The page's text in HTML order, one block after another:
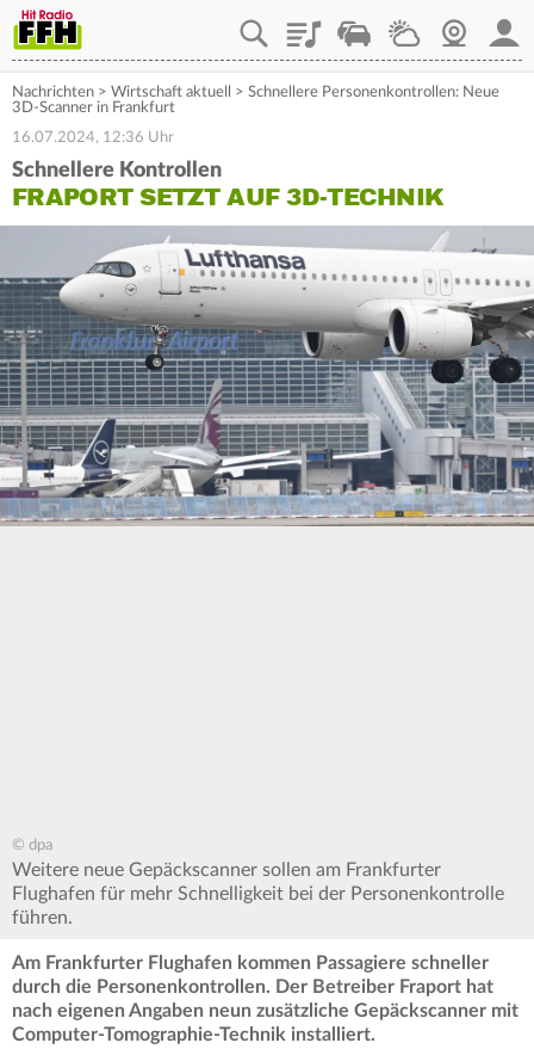
PlaylistStaupilotWetterWebcam
Nachrichten > Wirtschaft aktuell > Schnellere Personenkontrollen: Neue
3D-Scanner in Frankfurt
16.07.2024, 12:36 Uhr
Schnellere Kontrollen
FRAPORT SETZT AUF 3D-TECHNIK
© dpa
Weitere neue Gepäckscanner sollen am Frankfurter
Flughafen für mehr Schnelligkeit bei der Personenkontrolle
führen.
Am Frankfurter Flughafen kommen Passagiere schneller
durch die Personenkontrollen. Der Betreiber Fraport hat
nach eigenen Angaben neun zusätzliche Gepäckscanner mit
Computer-Tomographie-Technik installiert.